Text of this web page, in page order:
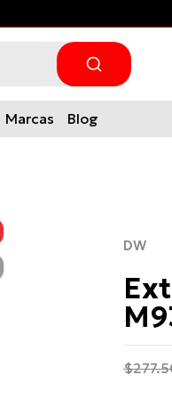
Marcas Blog
DW